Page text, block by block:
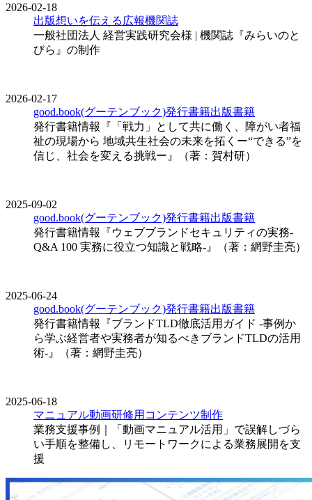
2026-02-18
出版想いを伝える広報機関誌
一般社団法人 経営実践研究会様 | 機関誌『みらいのと
びら』の制作
2026-02-17
good.book(グーテンブック)発行書籍出版書籍
発行書籍情報『「戦力」として共に働く、障がい者福
祉の現場から 地域共生社会の未来を拓くー“できる”を
信じ、社会を変える挑戦ー』（著：賀村研）
2025-09-02
good.book(グーテンブック)発行書籍出版書籍
発行書籍情報『ウェブブランドセキュリティの実務-
Q&A 100 実務に役立つ知識と戦略-』（著：網野圭亮）
2025-06-24
good.book(グーテンブック)発行書籍出版書籍
発行書籍情報『ブランドTLD徹底活用ガイド -事例か
ら学ぶ経営者や実務者が知るべきブランドTLDの活用
術-』（著：網野圭亮）
2025-06-18
マニュアル動画研修用コンテンツ制作
業務支援事例｜「動画マニュアル活用」で誤解しづら
い手順を整備し、リモートワークによる業務展開を支
援